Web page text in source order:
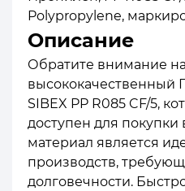
Polypropylene,
Описание
Обратите внимание на
высококачественный
SIBEX PP R085 CF/5,
доступен для покупки
материал является
производств,
долговечности.